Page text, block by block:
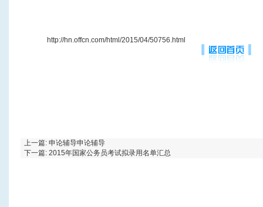
http://hn.offcn.com/html/2015/04/50756.html
上一篇: 申论辅导申论辅导
下一篇: 2015年国家公务员考试拟录用名单汇总